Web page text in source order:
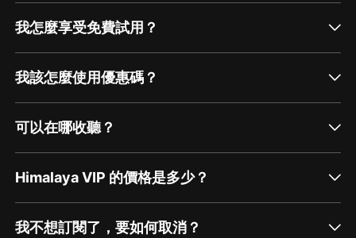
話：400-838-5616
我怎麼享受免費試用？
我該怎麼使用優惠碼？
可以在哪收聽？
Himalaya VIP 的價格是多少？
我不想訂閱了，要如何取消？